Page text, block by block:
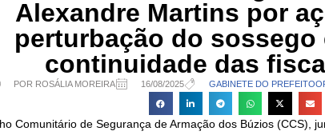
Alexandre Martins por
perturbação do sossego
continuidade das
POR ROSÁLIA MOREIRA 16/08/2025 GABINETE DO PREFEITO
Comunitário de Segurança de Armação dos Búzios (CCS),